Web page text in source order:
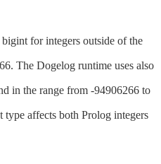
for integers outside of the
The Dogelog runtime uses also
in the range from -94906266 to
affects both Prolog integers